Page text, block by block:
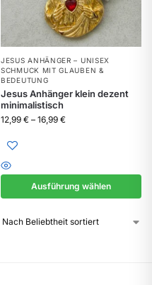
JESUS ANHÄNGER – UNISEX
SCHMUCK MIT GLAUBEN &
BEDEUTUNG
Jesus Anhänger klein dezent
minimalistisch
12,99 € – 16,99 €
Ausführung wählen